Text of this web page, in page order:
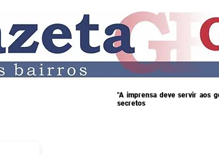
"A imprensa deve servir aos
secretos